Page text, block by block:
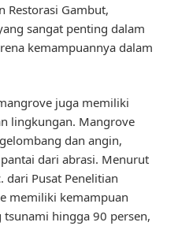
Restorasi Gambut,
sangat penting dalam
kemampuannya dalam
juga memiliki
lingkungan. Mangrove
dan angin,
dari abrasi. Menurut
dari Pusat Penelitian
memiliki kemampuan
hingga 90 persen,